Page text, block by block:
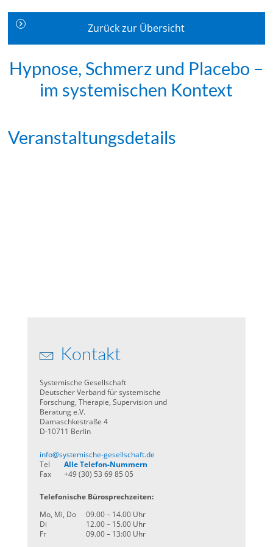
Zurück zur Übersicht
Hypnose, Schmerz und Placebo –
im systemischen Kontext
Veranstaltungsdetails
Kontakt
Systemische Gesellschaft
Deutscher Verband für systemische
Forschung, Therapie, Supervision und
Beratung e.V.
Damaschkestraße 4
D-10711 Berlin
info@systemische-gesellschaft.de
Tel
Alle Telefon-Nummern
Fax
+49 (30) 53 69 85 05
Telefonische Bürosprechzeiten:
Mo, Mi, Do
09.00 – 14.00 Uhr
Di
12.00 – 15.00 Uhr
Fr
09.00 – 13:00 Uhr